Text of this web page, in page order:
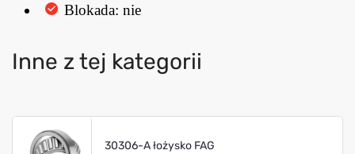
Blokada: nie
Inne z tej kategorii
30306-A łożysko FAG